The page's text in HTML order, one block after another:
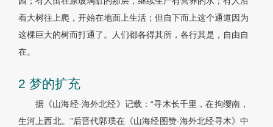
着大树往上爬，开始在地面上生活；但自下而上这个通道因为
这棵巨大的树而打通了。人们都各得其所，各行其是，自由自
在。
2 梦的扩充
据《山海经·海外北经》记载：“寻木长千里，在拘缨南，
生河上西北。”后晋代郭璞在《山海经图赞·海外北经寻木》中